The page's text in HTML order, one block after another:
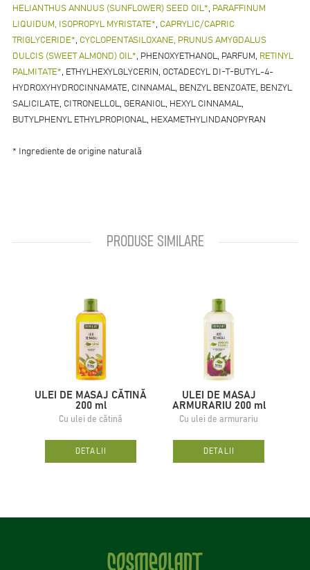
HELIANTHUS ANNUUS (SUNFLOWER) SEED OIL*, PARAFFINUM
LIQUIDUM, ISOPROPYL MYRISTATE*, CAPRYLIC/CAPRIC
TRIGLYCERIDE*, CYCLOPENTASILOXANE, PRUNUS AMYGDALUS
DULCIS (SWEET ALMOND) OIL*, PHENOXYETHANOL, PARFUM, RETINYL
PALMITATE*, ETHYLHEXYLGLYCERIN, OCTADECYL DI-T-BUTYL-4-
HYDROXYHYDROCINNAMATE, CINNAMAL, BENZYL BENZOATE, BENZYL
SALICILATE, CITRONELLOL, GERANIOL, HEXYL CINNAMAL,
BUTYLPHENYL ETHYLPROPIONAL, HEXAMETHYLINDANOPYRAN
* Ingrediente de origine naturală
PRODUSE SIMILARE
ULEI DE MASAJ CĂTINĂ
200 ml
Cu ulei de cătină
DETALII
ULEI DE MASAJ
ARMURARIU 200 ml
Cu ulei de armurariu
DETALII